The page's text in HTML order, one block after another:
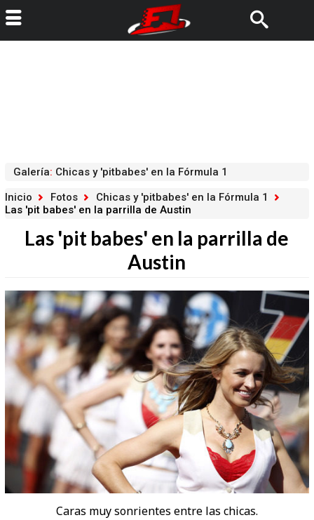
Galería: Chicas y 'pitbabes' en la Fórmula 1
Inicio
Fotos
Chicas y 'pitbabes' en la Fórmula 1
Las 'pit babes' en la parrilla de Austin
Las 'pit babes' en la parrilla de
Austin
Caras muy sonrientes entre las chicas.